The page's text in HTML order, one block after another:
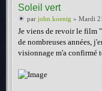
Soleil vert
par john.koenig » Mardi
Je viens de revoir le film
de nombreuses années,
visionnage m'a confirmé